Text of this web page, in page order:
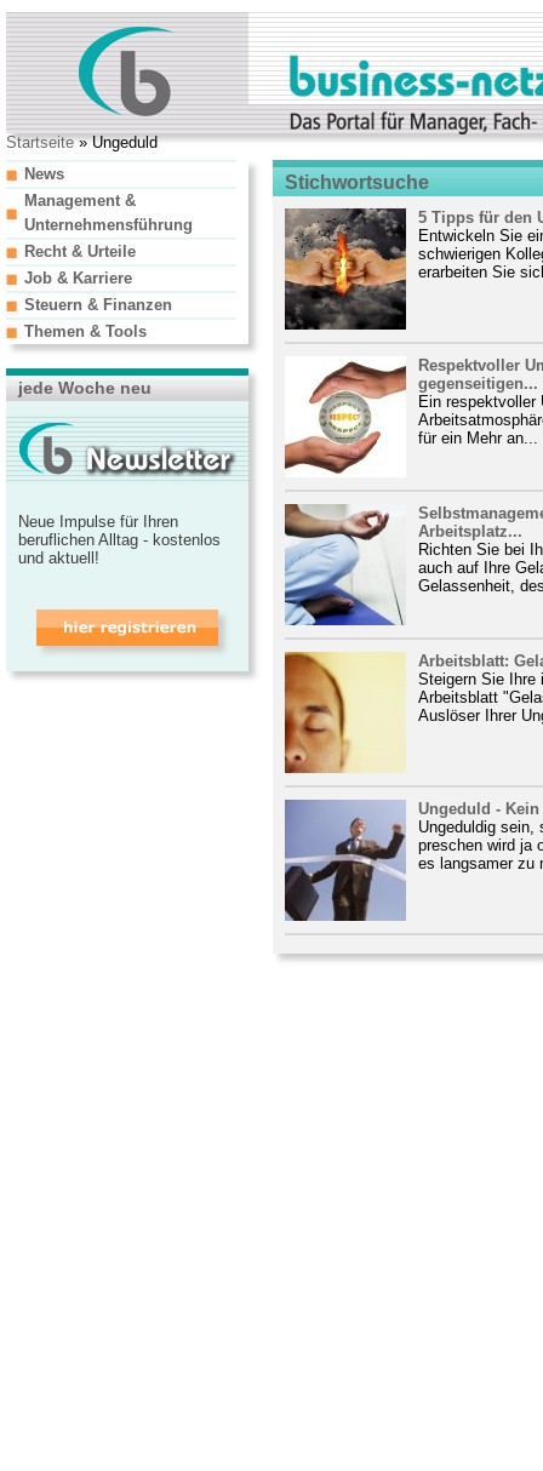
Startseite» Ungeduld
Stichwortsuche
5 Tipps für den
Entwickeln Sie
schwierigen
erarbeiten Sie
Respektvoller
gegenseitigen...
Ein respektvoller
für ein Mehr an...
Arbeitsplatz...
Richten Sie bei
auch auf Ihre
Gelassenheit,
Arbeitsblatt:
Steigern Sie Ihre
Arbeitsblatt
Auslöser Ihrer
Ungeduld -
Ungeduldig sein,
preschen wird ja
es langsamer zu
News
Management &
Unternehmensführung
Recht & Urteile
Job & Karriere
Steuern & Finanzen
Themen & Tools
jede Woche neu
Neue Impulse für Ihren
beruflichen Alltag - kostenlos
und aktuell!